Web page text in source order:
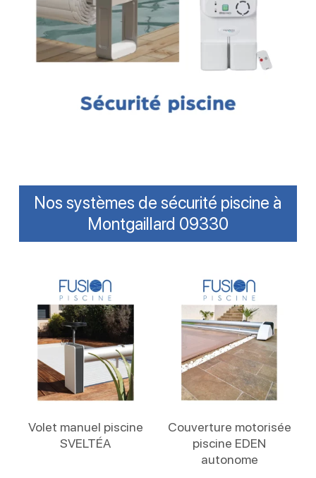
Nos systèmes de sécurité piscine à
Montgaillard 09330
Volet manuel piscine
SVELTÉA
Couverture motorisée
piscine EDEN
autonome